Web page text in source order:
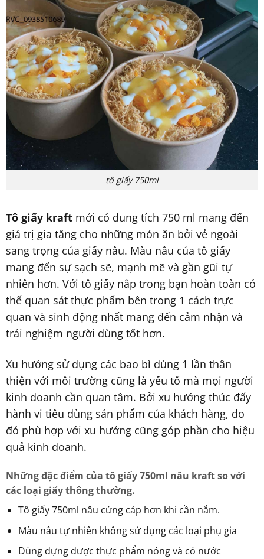
tô giấy 750ml
Tô giấy kraftmới có dung tích 750 ml mang đến
giá trị gia tăng cho những món ăn bởi vẻ ngoài
sang trọng của giấy nâu. Màu nâu của tô giấy
mang đến sự sạch sẽ, mạnh mẽ và gần gũi tự
nhiên hơn. Với tô giấy nắp trong bạn hoàn toàn có
thể quan sát thực phẩm bên trong 1 cách trực
quan và sinh động nhất mang đến cảm nhận và
trải nghiệm người dùng tốt hơn.
Xu hướng sử dụng các bao bì dùng 1 lần thân
thiện với môi trường cũng là yếu tố mà mọi người
kinh doanh cần quan tâm. Bởi xu hướng thúc đẩy
hành vi tiêu dùng sản phẩm của khách hàng, do
đó phù hợp với xu hướng cũng góp phần cho hiệu
quả kinh doanh.
Những đặc điểm của tô giấy 750ml nâu kraft so với
các loại giấy thông thường.
Tô giấy 750ml nâu cứng cáp hơn khi cần nắm.
Màu nâu tự nhiên không sử dụng các loại phụ gia
Dùng đựng được thực phẩm nóng và có nước